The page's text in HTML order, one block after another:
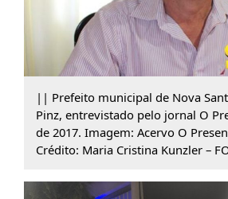
|| Prefeito municipal de Nova
Pinz, entrevistado pelo jornal O
de 2017. Imagem: Acervo O
Crédito: Maria Cristina Kunzler –